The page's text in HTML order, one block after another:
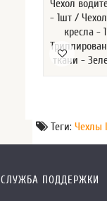
Чехол
- 1шт /
кресла -
ткани -
Теги:Чехлы
СЛУЖБА ПОДДЕРЖКИ